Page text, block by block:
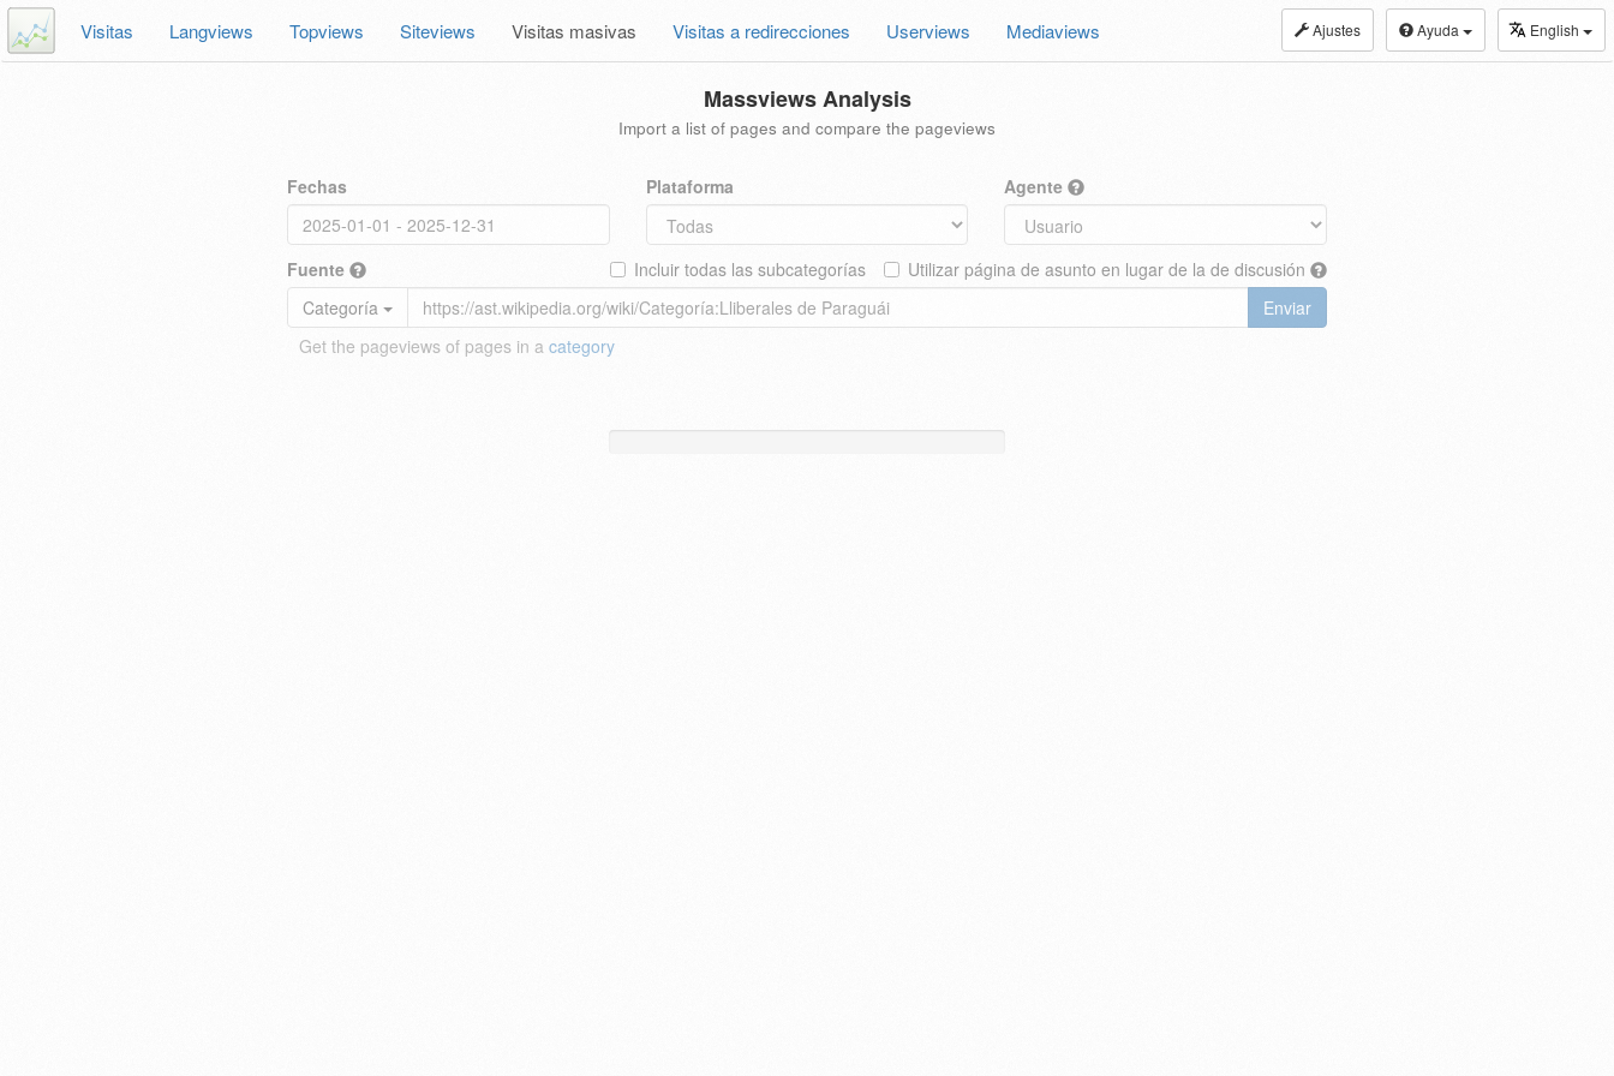
Ajustes Ayuda English
Visitas Langviews Topviews Siteviews Visitas masivas Visitas a redirecciones Userviews Mediaviews
Massviews Analysis
Import a list of pages and compare the pageviews
Fechas Plataforma Agente
Fuente Utilizar página de asunto en lugar de la de discusión
Incluir todas las subcategorías
Categoría
Enviar
Get the pageviews of pages in a category